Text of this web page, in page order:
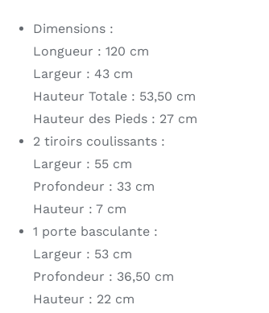
Dimensions :
Longueur : 120 cm
Largeur : 43 cm
Hauteur Totale : 53,50 cm
Hauteur des Pieds : 27 cm
2 tiroirs coulissants :
Largeur : 55 cm
Profondeur : 33 cm
Hauteur : 7 cm
1 porte basculante :
Largeur : 53 cm
Profondeur : 36,50 cm
Hauteur : 22 cm